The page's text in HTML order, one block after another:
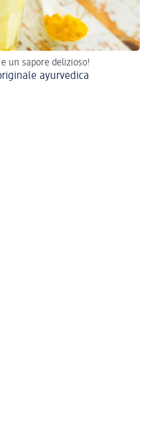
un sapore delizioso!
ayurvedica